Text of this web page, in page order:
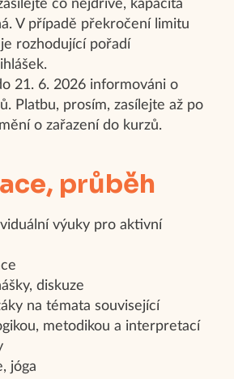
co nejdříve, kapacita
V případě překročení limitu
rozhodující pořadí
21. 6. 2026 informováni o
Platbu, prosím, zasílejte až po
o zařazení do kurzů.
průběh
výuky pro aktivní
diskuze
na témata související
metodikou a interpretací
jóga